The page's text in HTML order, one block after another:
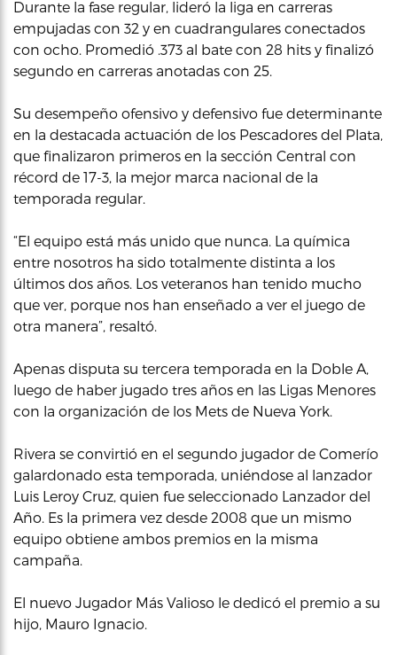
Durante la fase regular, lideró la liga en carreras
empujadas con 32 y en cuadrangulares conectados
con ocho. Promedió .373 al bate con 28 hits y finalizó
segundo en carreras anotadas con 25.
Su desempeño ofensivo y defensivo fue determinante
en la destacada actuación de los Pescadores del Plata,
que finalizaron primeros en la sección Central con
récord de 17-3, la mejor marca nacional de la
temporada regular.
“El equipo está más unido que nunca. La química
entre nosotros ha sido totalmente distinta a los
últimos dos años. Los veteranos han tenido mucho
que ver, porque nos han enseñado a ver el juego de
otra manera”, resaltó.
Apenas disputa su tercera temporada en la Doble A,
luego de haber jugado tres años en las Ligas Menores
con la organización de los Mets de Nueva York.
Rivera se convirtió en el segundo jugador de Comerío
galardonado esta temporada, uniéndose al lanzador
Luis Leroy Cruz, quien fue seleccionado Lanzador del
Año. Es la primera vez desde 2008 que un mismo
equipo obtiene ambos premios en la misma
campaña.
El nuevo Jugador Más Valioso le dedicó el premio a su
hijo, Mauro Ignacio.